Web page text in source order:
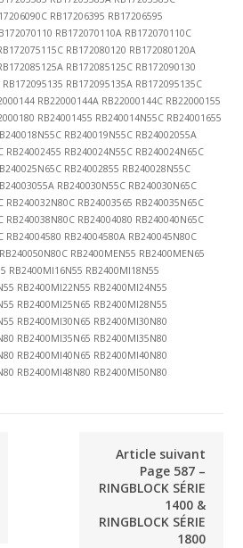
RB17206395 RB17206595
RB172070110A RB172070110C
RB172080120 RB172080120A
RB172085125C RB172090130
RB172095135A RB172095135C
RB22000144A RB22000144C RB22000155
RB24001455 RB240014N55C RB24001655
RB240019N55C RB24002055A
RB24002455 RB240024N55C RB240024N65C
RB24002855 RB240028N55C
RB240030N55C RB240030N65C
RB240032N80C RB24003565 RB240035N65C
RB240038N80C RB24004080 RB240040N65C
RB24004580 RB24004580A RB240045N80C
RB2400MEN55 RB2400MEN65
RB2400MI16N55 RB2400MI18N55
RB2400MI22N55 RB2400MI24N55
RB2400MI25N65 RB2400MI28N55
RB2400MI30N65 RB2400MI30N80
RB2400MI35N65 RB2400MI35N80
RB2400MI40N65 RB2400MI40N80
RB2400MI48N80 RB2400MI50N80
Article suivant
Page 587 –
RINGBLOCK SÉRIE
1400 &
RINGBLOCK SÉRIE
1800